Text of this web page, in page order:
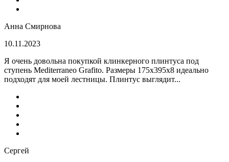
Анна Смирнова
10.11.2023
Я очень довольна покупкой клинкерного плинтуса под
ступень Mediterraneo Grafito. Размеры 175х395х8 идеально
подходят для моей лестницы. Плинтус выглядит...
Сергей